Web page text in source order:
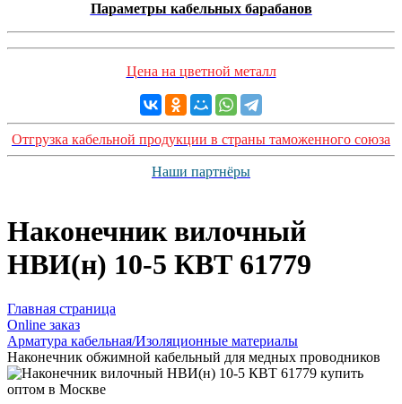
Параметры кабельных барабанов
Цена на цветной металл
Отгрузка кабельной продукции в страны таможенного союза
Наши партнёры
Наконечник вилочный
НВИ(н) 10-5 КВТ 61779
Главная страница
Оnline заказ
Арматура кабельная/Изоляционные материалы
Наконечник обжимной кабельный для медных проводников